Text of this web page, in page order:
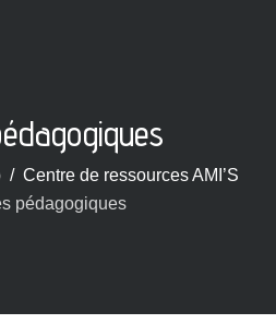
Centre de ressources AMI’S
pédagogiques